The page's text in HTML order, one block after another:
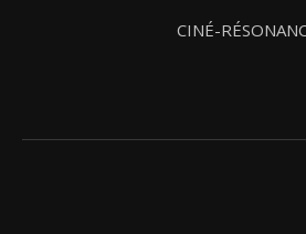
CINÉ-